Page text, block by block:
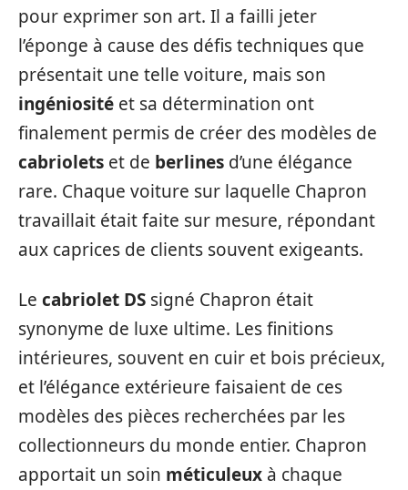
pour exprimer son art. Il a failli jeter
l’éponge à cause des défis techniques que
présentait une telle voiture, mais son
ingéniosité et sa détermination ont
finalement permis de créer des modèles de
cabriolets et de berlines d’une élégance
rare. Chaque voiture sur laquelle Chapron
travaillait était faite sur mesure, répondant
aux caprices de clients souvent exigeants.
Le cabriolet DS signé Chapron était
synonyme de luxe ultime. Les finitions
intérieures, souvent en cuir et bois précieux,
et l’élégance extérieure faisaient de ces
modèles des pièces recherchées par les
collectionneurs du monde entier. Chapron
apportait un soin méticuleux à chaque